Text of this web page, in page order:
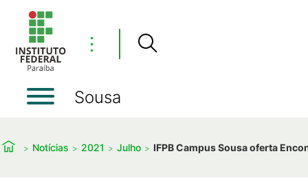
⋮
Sousa
Notícias 2021 Julho IFPB Campus Sousa oferta